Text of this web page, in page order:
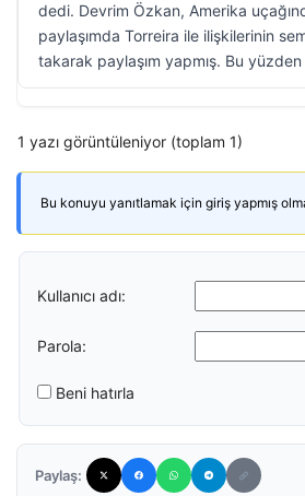
dedi. Devrim Özkan, Amerika
paylaşımda Torreira ile ilişkilerinin
takarak paylaşım yapmış. Bu yüzden
1 yazı görüntüleniyor (toplam 1)
Bu konuyu yanıtlamak için giriş yapmış
Kullanıcı adı:
Parola:
Beni hatırla
Paylaş: